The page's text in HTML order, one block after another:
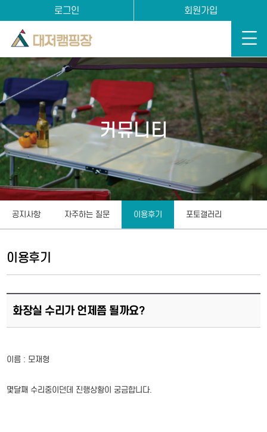
로그인 회원가입
커뮤니티
공지사항 자주하는 질문 이용후기 포토갤러리
이용후기
화장실 수리가 언제쯤 될까요?
이름 : 모재형
몇달째 수리중이던데 진행상황이 궁금합니다.